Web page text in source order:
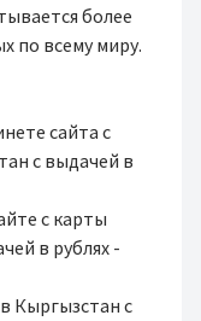
более
по всему миру.
сайта с
с выдачей в
с карты
в рублях -
Кыргызстан с